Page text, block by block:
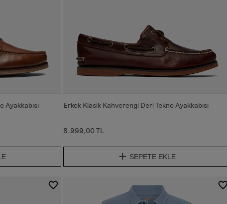
Ayakkabısı Erkek Klasik Kahverengi Deri Tekne Ayakkabısı
8.999,00 TL
SEPETE EKLE